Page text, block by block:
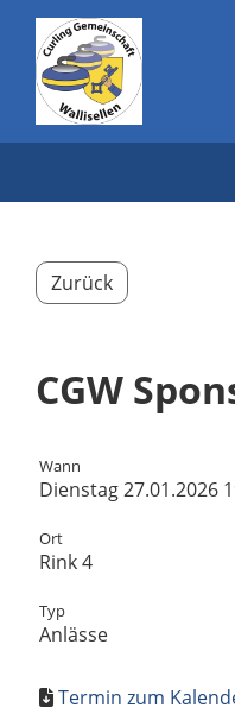
Zurück
CGW
Wann
Dienstag 27.01.2026
Ort
Rink 4
Typ
Anlässe
Termin zum